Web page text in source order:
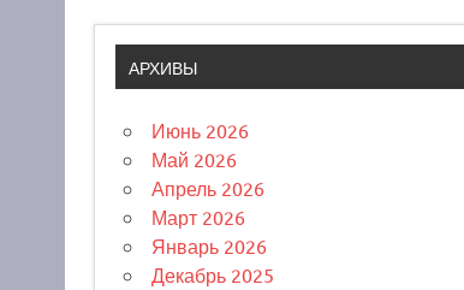
АРХИВЫ
Июнь 2026
Май 2026
Апрель 2026
Март 2026
Январь 2026
Декабрь 2025